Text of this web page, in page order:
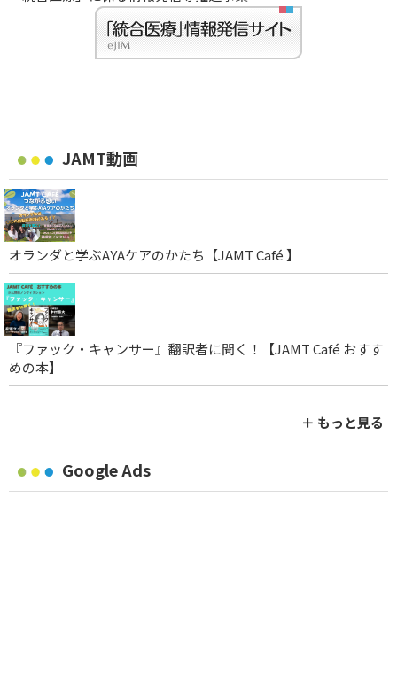
JAMT動画
オランダと学ぶAYAケアのかたち【JAMT Café 】
『ファック・キャンサー』翻訳者に聞く！【JAMT Café おすす
めの本】
＋ もっと見る
Google Ads